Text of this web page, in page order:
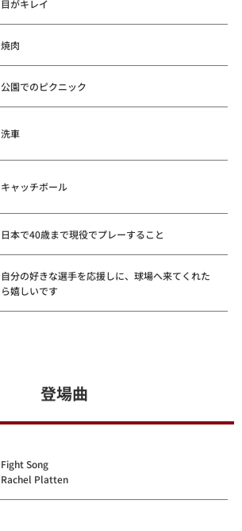
目がキレイ
焼肉
公園でのピクニック
洗車
キャッチボール
日本で40歳まで現役でプレーすること
自分の好きな選手を応援しに、球場へ来てくれた
ら嬉しいです
登場曲
Fight Song
Rachel Platten